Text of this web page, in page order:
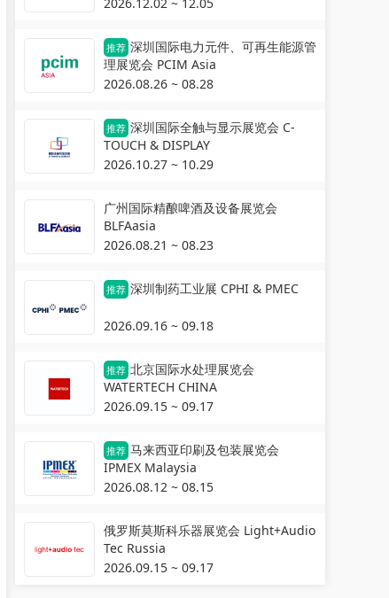
推荐 深圳国际电力元件、可再生能源管
理展览会 PCIM Asia
2026.08.26 ~ 08.28
推荐 深圳国际全触与显示展览会 C-
TOUCH & DISPLAY
2026.10.27 ~ 10.29
广州国际精酿啤酒及设备展览会
BLFAasia
2026.08.21 ~ 08.23
推荐 深圳制药工业展 CPHI & PMEC
2026.09.16 ~ 09.18
推荐 北京国际水处理展览会
WATERTECH CHINA
2026.09.15 ~ 09.17
推荐 马来西亚印刷及包装展览会
IPMEX Malaysia
2026.08.12 ~ 08.15
俄罗斯莫斯科乐器展览会 Light+Audio
Tec Russia
2026.09.15 ~ 09.17